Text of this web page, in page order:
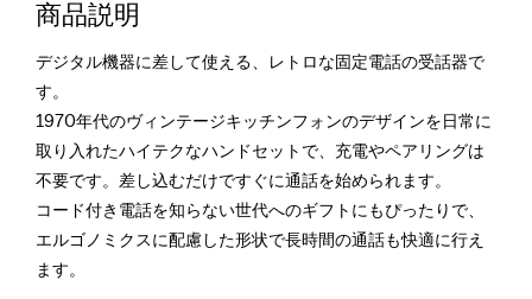
商品説明
デジタル機器に差して使える、レトロな固定電話の受話器で
す。
1970年代のヴィンテージキッチンフォンのデザインを日常に
取り入れたハイテクなハンドセットで、充電やペアリングは
不要です。差し込むだけですぐに通話を始められます。
コード付き電話を知らない世代へのギフトにもぴったりで、
エルゴノミクスに配慮した形状で長時間の通話も快適に行え
ます。